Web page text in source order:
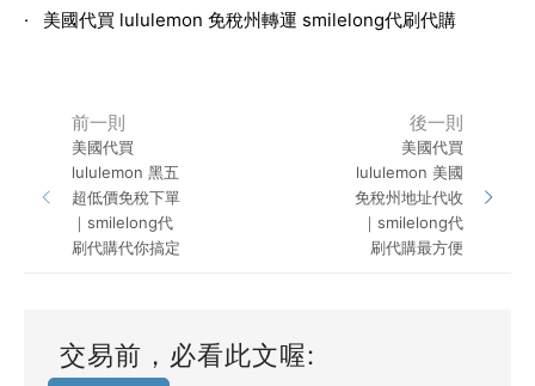
· 美國代買 lululemon 免稅州轉運 smilelong代刷代購
前一則
美國代買
lululemon 黑五
超低價免稅下單
｜smilelong代
刷代購代你搞定
後一則
美國代買
lululemon 美國
免稅州地址代收
｜smilelong代
刷代購最方便
交易前，必看此文喔: